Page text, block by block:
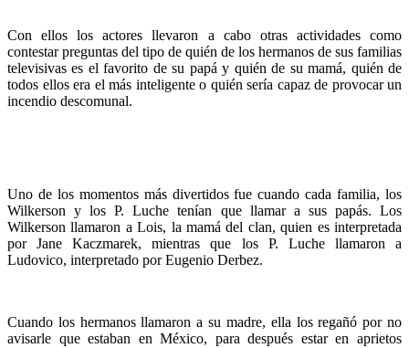
Con ellos los actores llevaron a cabo otras actividades como
contestar preguntas del tipo de quién de los hermanos de sus familias
televisivas es el favorito de su papá y quién de su mamá, quién de
todos ellos era el más inteligente o quién sería capaz de provocar un
incendio descomunal.
Uno de los momentos más divertidos fue cuando cada familia, los
Wilkerson y los P. Luche tenían que llamar a sus papás. Los
Wilkerson llamaron a Lois, la mamá del clan, quien es interpretada
por Jane Kaczmarek, mientras que los P. Luche llamaron a
Ludovico, interpretado por Eugenio Derbez.
Cuando los hermanos llamaron a su madre, ella los regañó por no
avisarle que estaban en México, para después estar en aprietos